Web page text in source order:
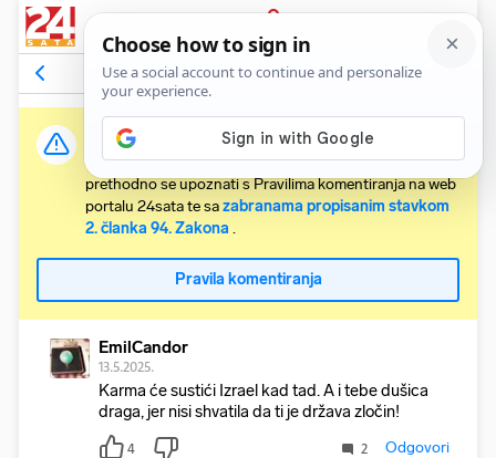
PRIJAVA
Komentari3 Relevantni
Važna obavijest:
Svaki korisnik koji želi komentirati članke obvezan je
prethodno se upoznati s Pravilima komentiranja na web
portalu 24sata te sazabranama propisanim stavkom
2. članka 94. Zakona .
Pravila komentiranja
EmilCandor
13.5.2025.
Karma će sustići Izrael kad tad. A i tebe dušica
draga, jer nisi shvatila da ti je država zločin!
4 2 Odgovori